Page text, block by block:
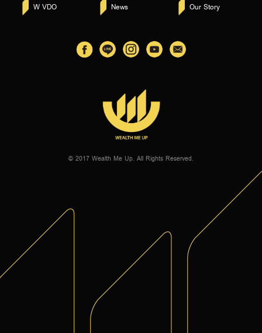
W VDO News Our Story
© 2017 Wealth Me Up. All Rights Reserved.